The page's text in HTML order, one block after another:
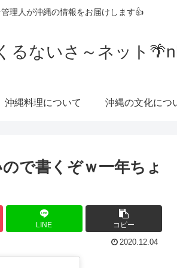
理人が沖縄の情報をお届けします👍
るないさ～ネット
沖縄料理について 沖縄の文化につ
で書くぞｗ一年ちょ
LINE コピー
2020.12.04